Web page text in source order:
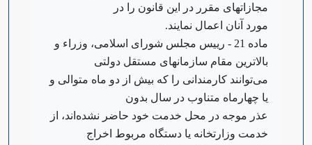
مجازاتهای مقرر در این قانون را در
مورد آنان اعمال نمایند.
‌ماده 21 - رییس مجلس شورای اسلامی، وزراء و
بالاترین مقام سازمانهای مستقل دولتی
می‌توانند کارمندانی را که بیش از دو ماه متوالی و
یا چهار‌ماه متناوب در سال بدون
عذر موجه در محل خدمت خود حاضر نشده‌اند، از
خدمت وزارتخانه یا دستگاه مربوط اخراج